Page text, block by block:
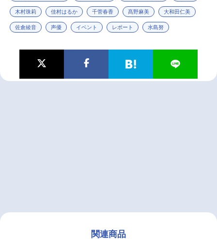
木村珠莉 佳村はるか 千菅春香 髙野麻美 大和田仁美
佐倉綾音 声優 イベント レポート 水島努
関連商品